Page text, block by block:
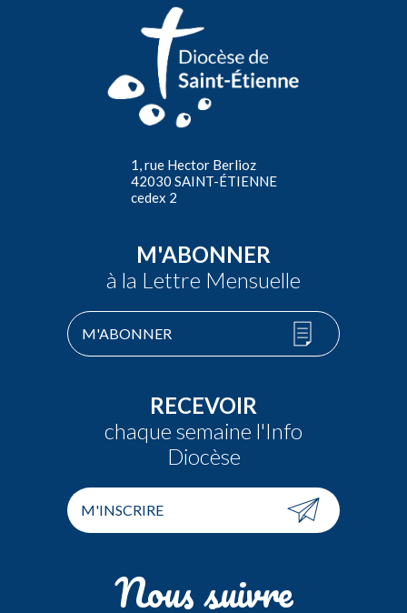
1, rue Hector Berlioz
42030 SAINT-ÉTIENNE
cedex 2
M'ABONNER
à la Lettre Mensuelle
M'ABONNER
RECEVOIR
chaque semaine l'Info
Diocèse
M'INSCRIRE
Nous suivre